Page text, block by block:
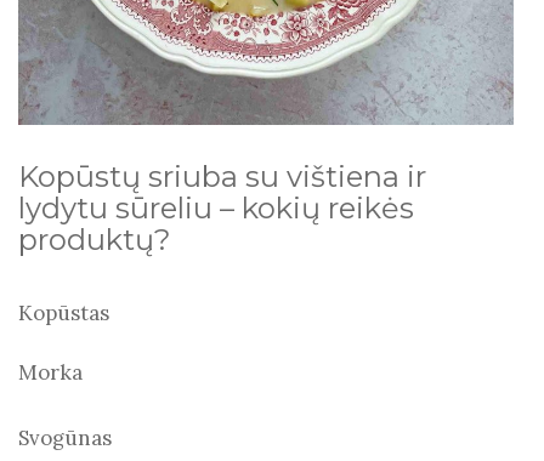
Kopūstų sriuba su vištiena ir
lydytu sūreliu – kokių reikės
produktų?
Kopūstas
Morka
Svogūnas